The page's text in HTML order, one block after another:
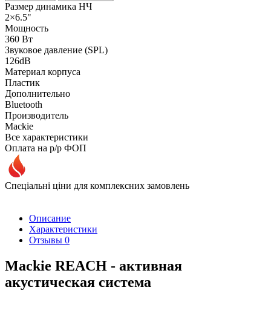
Размер динамика НЧ
2×6.5"
Мощность
360 Вт
Звуковое давление (SPL)
126dB
Материал корпуса
Пластик
Дополнительно
Bluetooth
Производитель
Mackie
Все характеристики
Оплата на р/р ФОП
Спеціальні ціни для комплексних замовлень
Описание
Характеристики
Отзывы 0
Mackie REACH - активная
акустическая система